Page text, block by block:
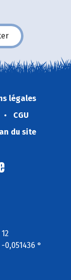
légales
CGU
du site
0,051436 °